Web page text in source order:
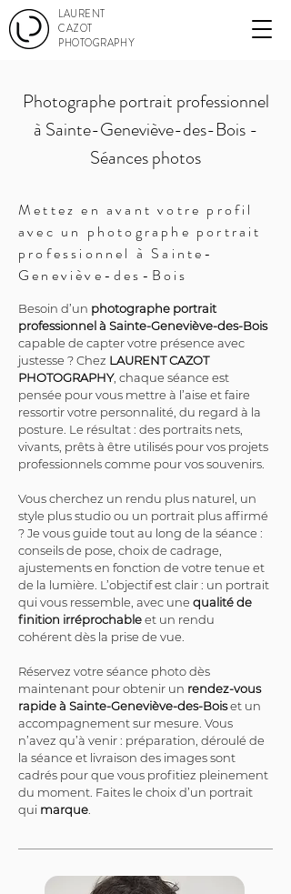
LAURENT
CAZOT
PHOTOGRAPHY
Photographe portrait professionnel
à Sainte-Geneviève-des-Bois -
Séances photos
Mettez en avant votre profil
avec un photographe portrait
professionnel à Sainte-
Geneviève-des-Bois
Besoin d’un photographe portrait
professionnel à Sainte-Geneviève-des-Bois
capable de capter votre présence avec
justesse ? Chez LAURENT CAZOT
PHOTOGRAPHY, chaque séance est
pensée pour vous mettre à l’aise et faire
ressortir votre personnalité, du regard à la
posture. Le résultat : des portraits nets,
vivants, prêts à être utilisés pour vos projets
professionnels comme pour vos souvenirs.
Vous cherchez un rendu plus naturel, un
style plus studio ou un portrait plus affirmé
? Je vous guide tout au long de la séance :
conseils de pose, choix de cadrage,
ajustements en fonction de votre tenue et
de la lumière. L’objectif est clair : un portrait
qui vous ressemble, avec une qualité de
finition irréprochable et un rendu
cohérent dès la prise de vue.
Réservez votre séance photo dès
maintenant pour obtenir un rendez-vous
rapide à Sainte-Geneviève-des-Bois et un
accompagnement sur mesure. Vous
n’avez qu’à venir : préparation, déroulé de
la séance et livraison des images sont
cadrés pour que vous profitiez pleinement
du moment. Faites le choix d’un portrait
qui marque